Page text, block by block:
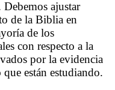
ajustar
de la Biblia en
de los
con respecto a la
por la evidencia
están estudiando.